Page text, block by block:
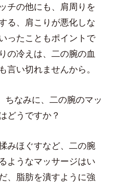
チの他にも、肩周りを
る、肩こりが悪化しな
ったこともポイントで
の冷えは、二の腕の血
言い切れませんから。
ちなみに、二の腕のマッ
どうですか？
みほぐすなど、二の腕
ようなマッサージはい
、脂肪を潰すように強